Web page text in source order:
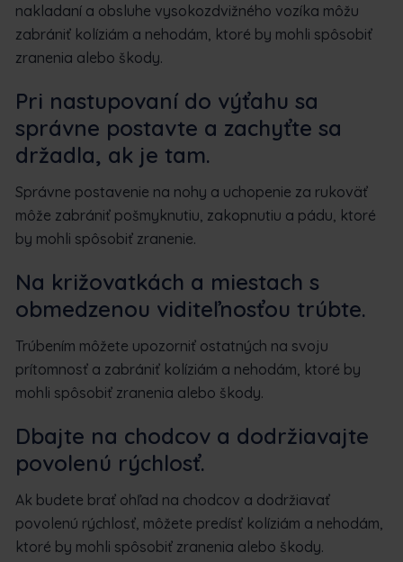
nakladaní a obsluhe vysokozdvižného vozíka môžu
zabrániť kolíziám a nehodám, ktoré by mohli spôsobiť
zranenia alebo škody.
Pri nastupovaní do výťahu sa
správne postavte a zachyťte sa
držadla, ak je tam.
Správne postavenie na nohy a uchopenie za rukoväť
môže zabrániť pošmyknutiu, zakopnutiu a pádu, ktoré
by mohli spôsobiť zranenie.
Na križovatkách a miestach s
obmedzenou viditeľnosťou trúbte.
Trúbením môžete upozorniť ostatných na svoju
prítomnosť a zabrániť kolíziám a nehodám, ktoré by
mohli spôsobiť zranenia alebo škody.
Dbajte na chodcov a dodržiavajte
povolenú rýchlosť.
Ak budete brať ohľad na chodcov a dodržiavať
povolenú rýchlosť, môžete predísť kolíziám a nehodám,
ktoré by mohli spôsobiť zranenia alebo škody.